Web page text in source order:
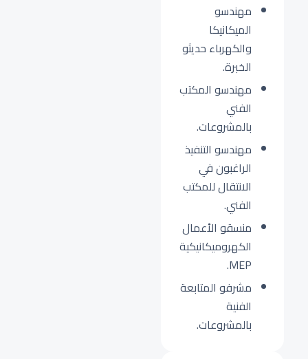
مهندسو
الميكانيكا
والكهرباء حديثو
الخبرة.
مهندسو المكتب
الفني
بالمشروعات.
مهندسو التنفيذ
الراغبون في
الانتقال للمكتب
الفني.
منسقو الأعمال
الكهروميكانيكية
MEP.
مشرفو المتابعة
الفنية
بالمشروعات.